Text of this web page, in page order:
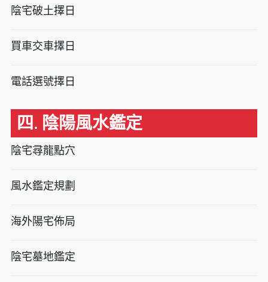
陰宅破土擇日
買車交車擇日
電話選號擇日
四. 陰陽風水鑑定
陰宅尋龍點穴
風水鑑定規劃
海外陽宅佈局
陰宅墓地鑑定